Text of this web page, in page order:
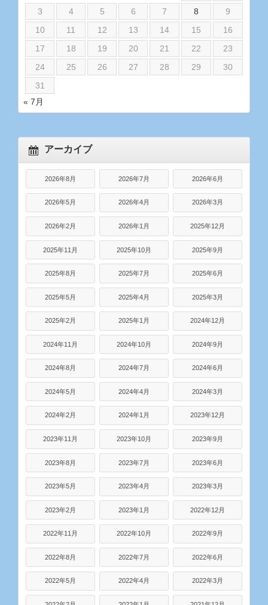
3
4 5 6 7 8
9
10
11 12 13 14 15
16
17
18 19 20 21 22
23
24
25 26 27 28 29
30
31
« 7月
アーカイブ
2026年8月 2026年7月 2026年6月
2026年5月 2026年4月 2026年3月
2026年2月 2026年1月 2025年12月
2025年11月 2025年10月 2025年9月
2025年8月 2025年7月 2025年6月
2025年5月 2025年4月 2025年3月
2025年2月 2025年1月 2024年12月
2024年11月 2024年10月 2024年9月
2024年8月 2024年7月 2024年6月
2024年5月 2024年4月 2024年3月
2024年2月 2024年1月 2023年12月
2023年11月 2023年10月 2023年9月
2023年8月 2023年7月 2023年6月
2023年5月 2023年4月 2023年3月
2023年2月 2023年1月 2022年12月
2022年11月 2022年10月 2022年9月
2022年8月 2022年7月 2022年6月
2022年5月 2022年4月 2022年3月